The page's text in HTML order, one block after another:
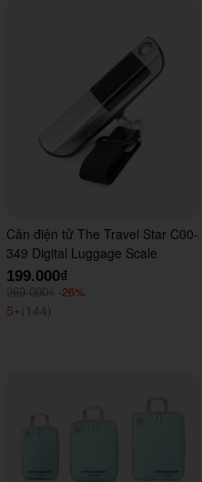
Cân điện tử The Travel Star C00-
349 Digital Luggage Scale
199.000₫
269.000₫ -26%
5⭑ (144)